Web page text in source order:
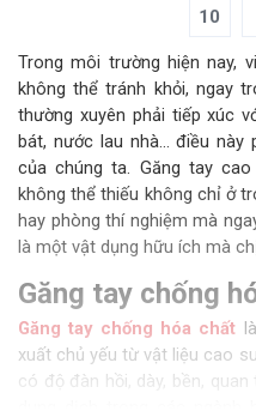
10
Trong môi trường hiện nay,
không thể tránh khỏi, ngay
thường xuyên phải tiếp xúc
bát, nước lau nhà… điều này
của chúng ta. Găng tay
không thể thiếu không chỉ ở
hay phòng thí nghiệm mà
là một vật dụng hữu ích mà
Găng tay chống
Găng tay chống hóa chất
xuất chủ yếu từ vật liệu cao
có độ đàn hồi, dày, bền,